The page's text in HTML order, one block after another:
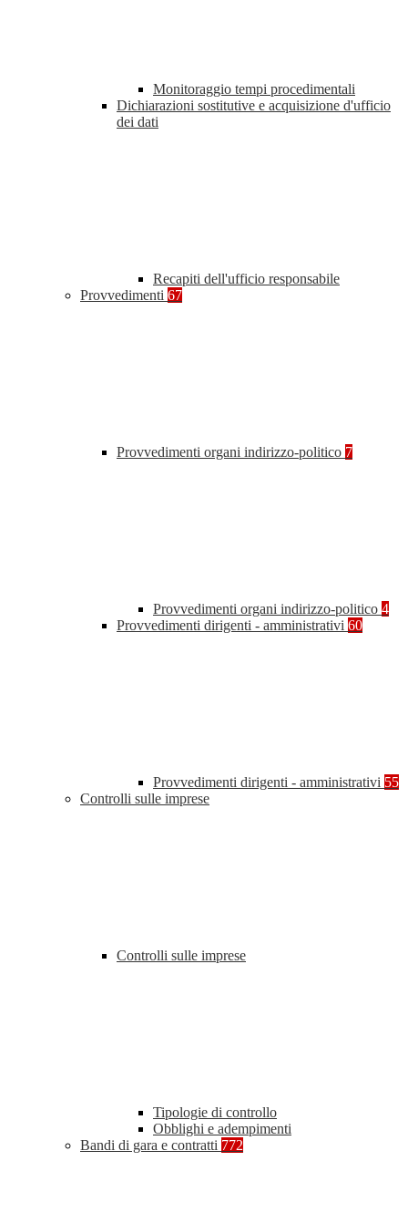
Monitoraggio tempi procedimentali
Dichiarazioni sostitutive e acquisizione d'ufficio
dei dati
Recapiti dell'ufficio responsabile
Provvedimenti 67
Provvedimenti organi indirizzo-politico 7
Provvedimenti organi indirizzo-politico 4
Provvedimenti dirigenti - amministrativi 60
Provvedimenti dirigenti - amministrativi 55
Controlli sulle imprese
Controlli sulle imprese
Tipologie di controllo
Obblighi e adempimenti
Bandi di gara e contratti 772